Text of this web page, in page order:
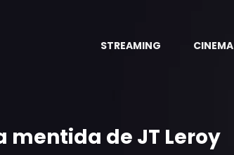
STREAMING CINEMA
mentida de JT Leroy